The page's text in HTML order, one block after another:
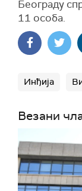
Београду
11 особа.
Инђија
Везани